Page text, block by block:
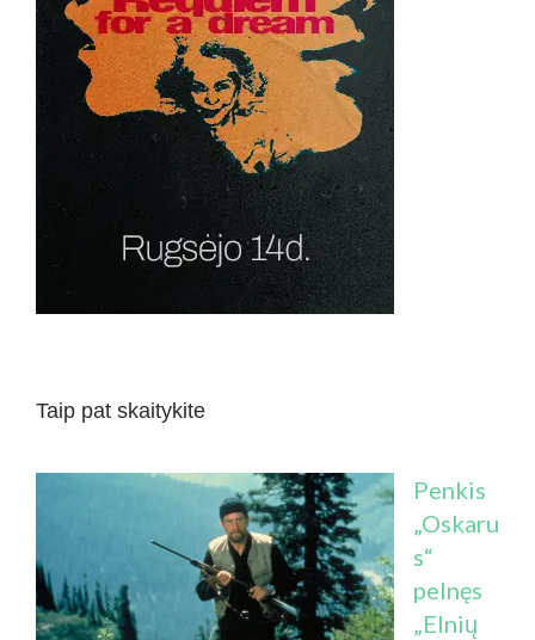
Taip pat skaitykite
Penkis
„Oskaru
s“
pelnęs
„Elnių